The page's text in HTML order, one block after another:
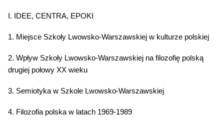
I. IDEE, CENTRA, EPOKI
1. Miejsce Szkoły Lwowsko-Warszawskiej w kulturze polskiej
2. Wpływ Szkoły Lwowsko-Warszawskiej na filozofię polską
drugiej połowy XX wieku
3. Semiotyka w Szkole Lwowsko-Warszawskiej
4. Filozofia polska w latach 1969-1989